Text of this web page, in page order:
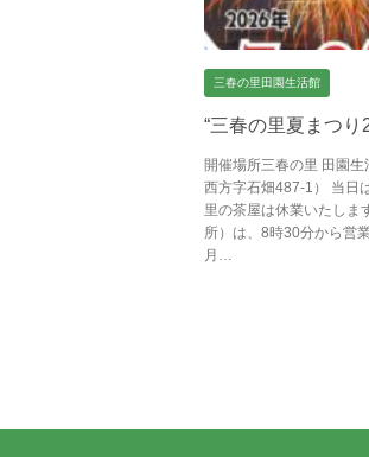
三春の里田園生活館
“三春の里夏まつ
開催場所三春の里 田園
西方字石畑487-1） 当日
里の茶屋は休業いたしま
所）は、8時30分から営
月…